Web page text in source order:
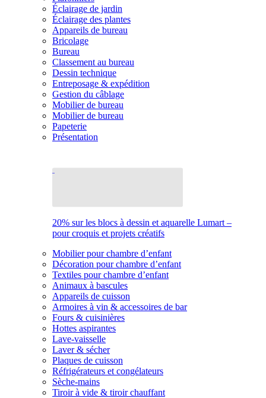
Éclairage de jardin
Éclairage des plantes
Appareils de bureau
Bricolage
Bureau
Classement au bureau
Dessin technique
Entreposage & expédition
Gestion du câblage
Mobilier de bureau
Mobilier de bureau
Papeterie
Présentation
20% sur les blocs à dessin et aquarelle Lumart –
pour croquis et projets créatifs
Mobilier pour chambre d’enfant
Décoration pour chambre d’enfant
Textiles pour chambre d’enfant
Animaux à bascules
Appareils de cuisson
Armoires à vin & accessoires de bar
Fours & cuisinières
Hottes aspirantes
Lave-vaisselle
Laver & sécher
Plaques de cuisson
Réfrigérateurs et congélateurs
Sèche-mains
Tiroir à vide & tiroir chauffant